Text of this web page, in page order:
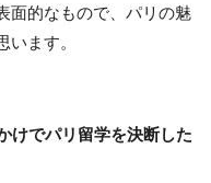
面的なもので、パリの魅
ます。
けでパリ留学を決断した